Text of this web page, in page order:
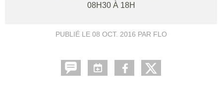
08H30 À 18H
PUBLIÉ LE 08 OCT. 2016 PAR FLO